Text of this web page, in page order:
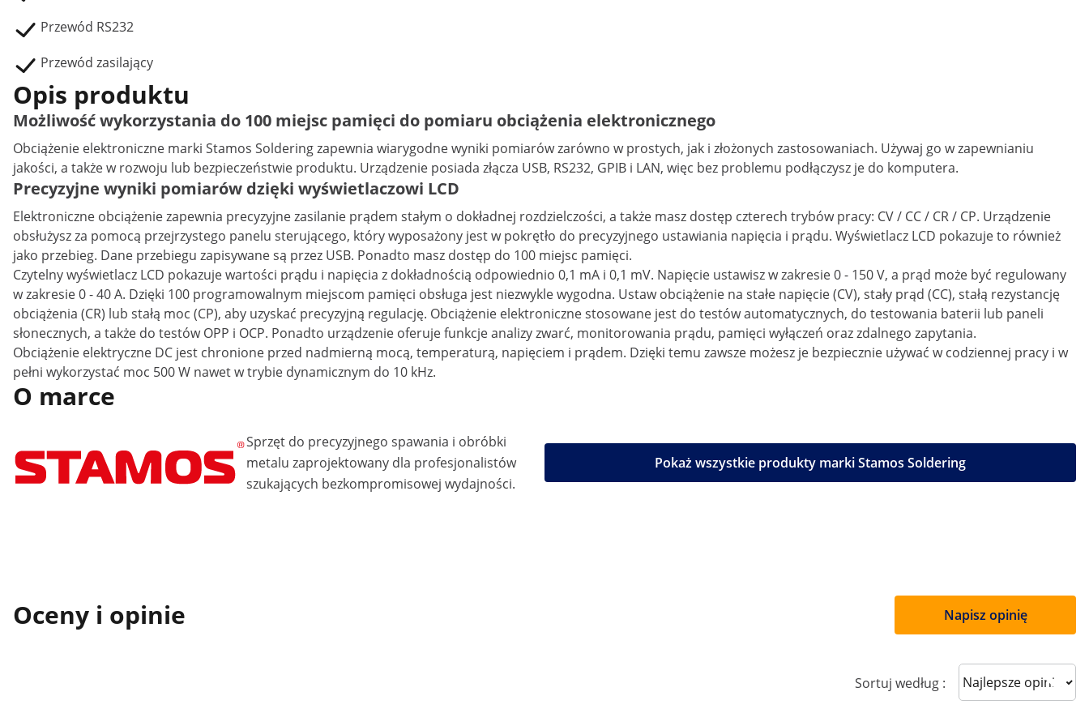
Przewód RS232
Przewód zasilający
Opis produktu
Możliwość wykorzystania do 100 miejsc pamięci do pomiaru obciążenia elektronicznego
Obciążenie elektroniczne marki Stamos Soldering zapewnia wiarygodne wyniki pomiarów zarówno w prostych, jak i złożonych zastosowaniach. Używaj go w zapewnianiu
jakości, a także w rozwoju lub bezpieczeństwie produktu. Urządzenie posiada złącza USB, RS232, GPIB i LAN, więc bez problemu podłączysz je do komputera.
Precyzyjne wyniki pomiarów dzięki wyświetlaczowi LCD
Elektroniczne obciążenie zapewnia precyzyjne zasilanie prądem stałym o dokładnej rozdzielczości, a także masz dostęp czterech trybów pracy: CV / CC / CR / CP. Urządzenie
obsłużysz za pomocą przejrzystego panelu sterującego, który wyposażony jest w pokrętło do precyzyjnego ustawiania napięcia i prądu. Wyświetlacz LCD pokazuje to również
jako przebieg. Dane przebiegu zapisywane są przez USB. Ponadto masz dostęp do 100 miejsc pamięci.
Czytelny wyświetlacz LCD pokazuje wartości prądu i napięcia z dokładnością odpowiednio 0,1 mA i 0,1 mV. Napięcie ustawisz w zakresie 0 - 150 V, a prąd może być regulowany
w zakresie 0 - 40 A. Dzięki 100 programowalnym miejscom pamięci obsługa jest niezwykle wygodna. Ustaw obciążenie na stałe napięcie (CV), stały prąd (CC), stałą rezystancję
obciążenia (CR) lub stałą moc (CP), aby uzyskać precyzyjną regulację. Obciążenie elektroniczne stosowane jest do testów automatycznych, do testowania baterii lub paneli
słonecznych, a także do testów OPP i OCP. Ponadto urządzenie oferuje funkcje analizy zwarć, monitorowania prądu, pamięci wyłączeń oraz zdalnego zapytania.
Obciążenie elektryczne DC jest chronione przed nadmierną mocą, temperaturą, napięciem i prądem. Dzięki temu zawsze możesz je bezpiecznie używać w codziennej pracy i w
pełni wykorzystać moc 500 W nawet w trybie dynamicznym do 10 kHz.
O marce
Sprzęt do precyzyjnego spawania i obróbki
metalu zaprojektowany dla profesjonalistów
szukających bezkompromisowej wydajności.
Pokaż wszystkie produkty marki Stamos Soldering
Oceny i opinie Napisz opinię
Sortuj według : Sort reviews